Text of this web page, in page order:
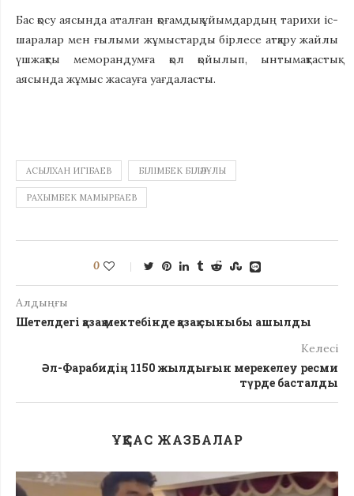
Бас қосу аясында аталған қоғамдық ұйымдардың тарихи іс-
шаралар мен ғылыми жұмыстарды бірлесе атқару жайлы
үшжақты меморандумға қол қойылып, ынтымақтастық
аясында жұмыс жасауға уағдаласты.
АСЫЛХАН ИГІБАЕВ БІЛІМБЕК БІЛӘЛҰЛЫ
РАХЫМБЕК МАМЫРБАЕВ
0
Алдыңғы
Шетелдегі қазақ мектебінде қазақ сыныбы ашылды
Келесі
Әл-Фарабидің 1150 жылдығын мерекелеу ресми
түрде басталды
ҰҚСАС ЖАЗБАЛАР